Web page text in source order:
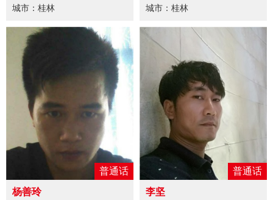
城市：桂林
城市：桂林
普通话
杨善玲
普通话
李坚